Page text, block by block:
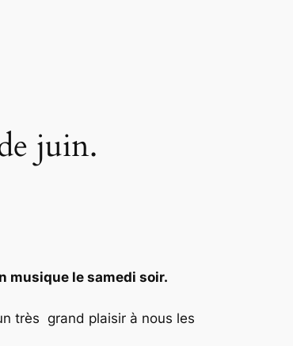
juin.
musique le samedi soir.
très grand plaisir à nous les